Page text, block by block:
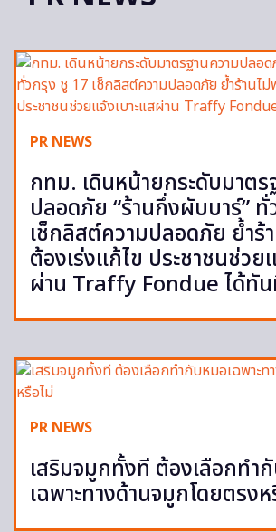
PR NEWS
กทม. เดินหน้ายกระดับมาตร
ปลอดภัย “ร้านกึ่งผับบาร์”
เช็กลิสต์ความปลอดภัย ย้ำร้
ต้องเร่งแก้ไข ประชาชนช่วย
ผ่าน Traffy Fondue ได้ทั
PR NEWS
เสริมจมูกทั้งที ต้องเลือกทำ
เฉพาะทางด้านจมูกโดยตรง